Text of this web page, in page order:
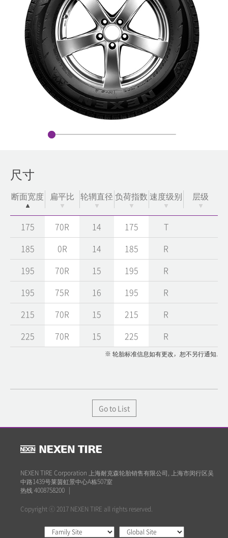
尺寸
断面宽度 扁平比 轮辋直径 负荷指数 速度级别 层级
175 70R 14 175
T
185
0R 14 185
R
195
70R 15 195
R
195
75R 16 195
R
215
70R 15 215
R
225
70R 15 225 R
※ 轮胎标准信息如有更改，恕不另行通知.
Go to List
NEXEN TIRE Corporation 上海耐克森轮胎销售有限公司, 上海市闵行区吴
中路1439号莱茵虹景中心A栋507室
热线 4008758200 |
Copyright ⓒ 2017 NEXEN TIRE all rights reserved.